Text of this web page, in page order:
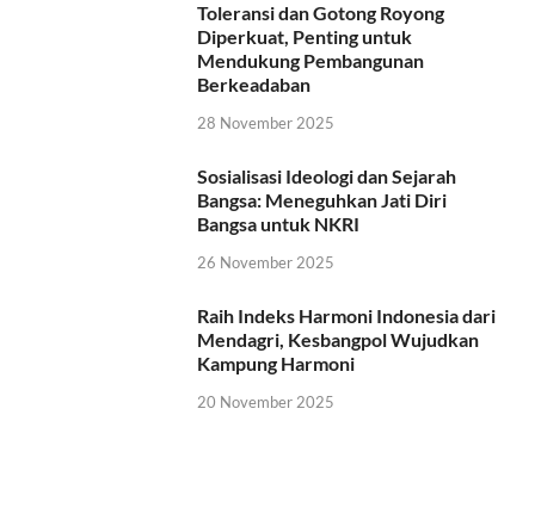
Toleransi dan Gotong Royong
Diperkuat, Penting untuk
Mendukung Pembangunan
Berkeadaban
28 November 2025
Sosialisasi Ideologi dan Sejarah
Bangsa: Meneguhkan Jati Diri
Bangsa untuk NKRI
26 November 2025
Raih Indeks Harmoni Indonesia dari
Mendagri, Kesbangpol Wujudkan
Kampung Harmoni
20 November 2025